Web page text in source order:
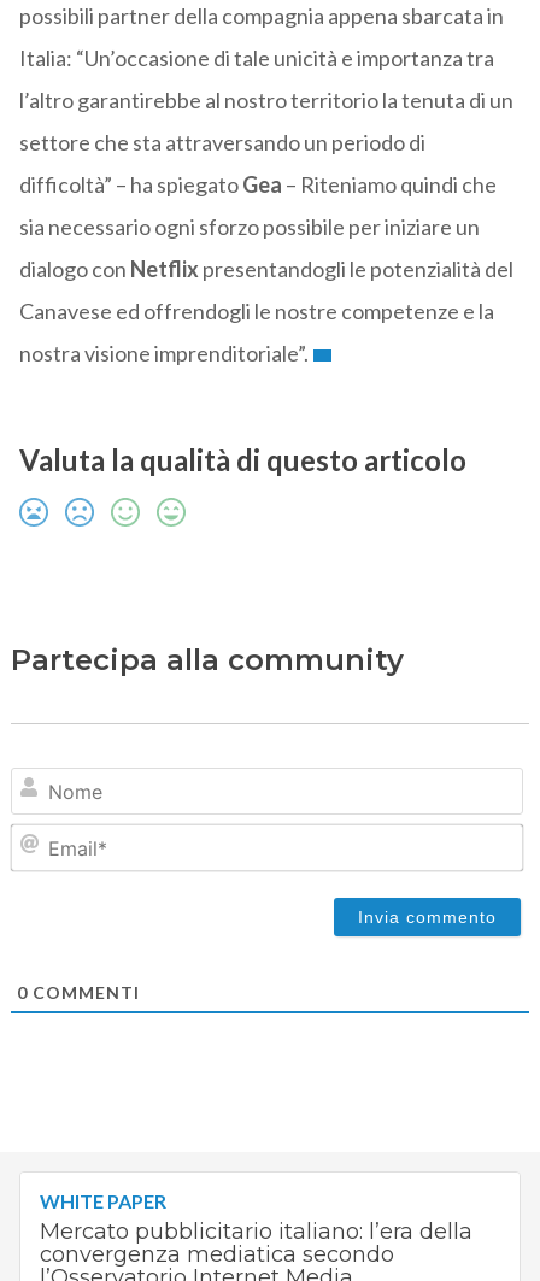
possibili partner della compagnia appena sbarcata in
Italia: “Un’occasione di tale unicità e importanza tra
l’altro garantirebbe al nostro territorio la tenuta di un
settore che sta attraversando un periodo di
difficoltà” – ha spiegatoGea – Riteniamo quindi che
sia necessario ogni sforzo possibile per iniziare un
dialogo con Netflixpresentandogli le potenzialità del
Canavese ed offrendogli le nostre competenze e la
nostra visione imprenditoriale”.
Valuta la qualità di questo articolo
Partecipa alla community
0COMMENTI
WHITE PAPER
Mercato pubblicitario italiano: l’era della
convergenza mediatica secondo